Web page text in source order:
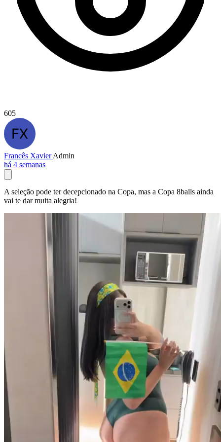
605
Francês XavierAdmin
há 4 semanas
A seleção pode ter decepcionado na Copa, mas a Copa 8balls ainda
vai te dar muita alegria!